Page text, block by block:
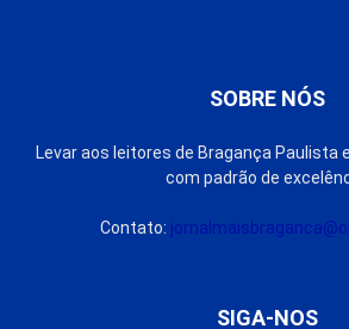
SOBRE NÓS
Levar aos leitores de Bragança Paulista
com padrão de
Contato:
SIGA-NOS